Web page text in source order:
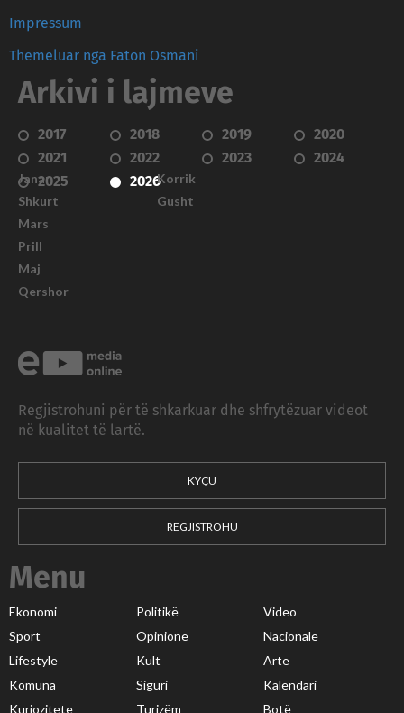
Impressum
Themeluar nga Faton Osmani
Arkivi i lajmeve
2017 2018 2019
2020
2021
2022 2023
2024
2025
2026
Janar
Shkurt
Mars
Prill
Maj
Qershor
Korrik
Gusht
Regjistrohuni për të shkarkuar dhe shfrytëzuar videot
në kualitet të lartë.
KYÇU
REGJISTROHU
Menu
Ekonomi Politikë
Video
Sport
Opinione
Nacionale
Lifestyle
Kult
Arte
Komuna
Siguri
Kalendari
Kuriozitete
Turizëm Botë